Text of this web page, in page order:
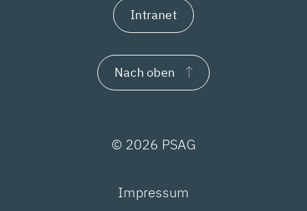
Intranet
Nach oben
© 2026 PSAG
Impressum